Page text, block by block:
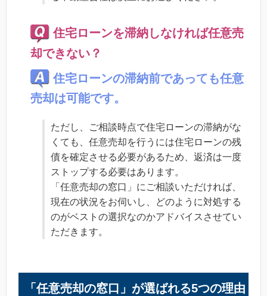
住宅ローンを滞納しなければ任意売
却できない？
住宅ローンの滞納前であっても任意
売却は可能です。
ただし、ご相談時点で住宅ローンの滞納がな
くても、任意売却を行うには住宅ローンの残
債を確定させる必要があるため、返済は一度
ストップする必要はあります。
「任意売却の窓口」にご相談いただければ、
現在の状況をお伺いし、どのように対処する
のがベストの選択なのかアドバイスさせてい
ただきます。
「任意売却の窓口」が選ばれる5つの理由